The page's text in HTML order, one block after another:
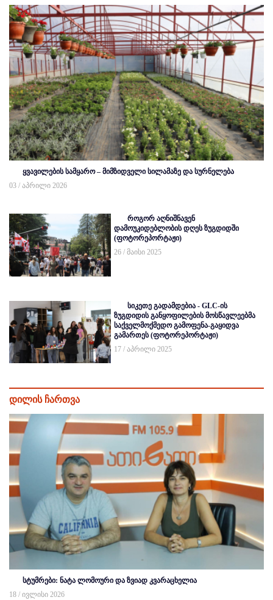
ყვავილების სამყარო – მიმზიდველი სილამაზე და სურნელება
03 / აპრილი 2026
როგორ აღნიშნავენ
დამოუკიდებლობის დღეს ზუგდიდში
(ფოტორეპორტაჟი)
26 / მაისი 2025
სიკეთე გადამდებია - GLC-ის
ზუგდიდის განყოფილების მოსწავლეებმა
საქველმოქმედო გამოფენა-გაყიდვა
გამართეს (ფოტორეპორტაჟი)
17 / აპრილი 2025
დილის ჩართვა
სტუმრები: ნატა ლომოური და ზვიად კვარაცხელია
18 / ივლისი 2026